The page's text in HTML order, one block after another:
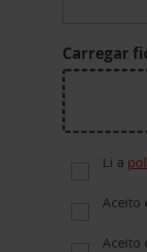
Carregar
Li a
Aceito
Aceito